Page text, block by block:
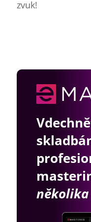
zvuk!
několika